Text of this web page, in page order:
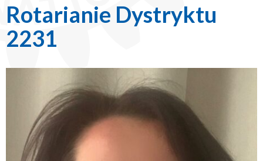
treści
Rotarianie Dystryktu
2231